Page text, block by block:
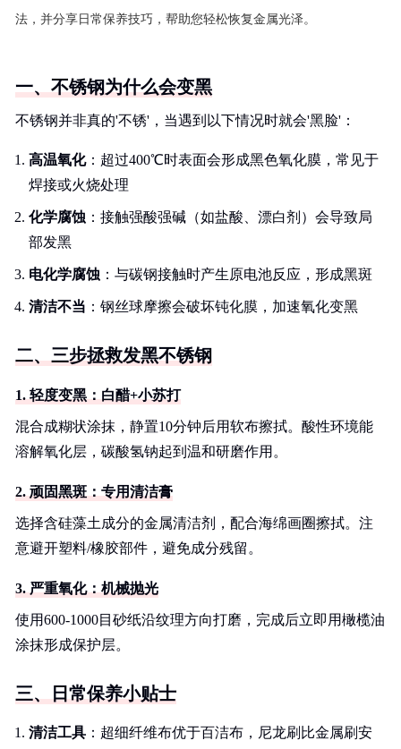
法，并分享日常保养技巧，帮助您轻松恢复金属光泽。
一、不锈钢为什么会变黑
不锈钢并非真的'不锈'，当遇到以下情况时就会'黑脸'：
高温氧化：超过400℃时表面会形成黑色氧化膜，常见于
焊接或火烧处理
化学腐蚀 ：接触强酸强碱（如盐酸、漂白剂）会导致局
部发黑
电化学腐蚀 ：与碳钢接触时产生原电池反应，形成黑斑
清洁不当 ：钢丝球摩擦会破坏钝化膜，加速氧化变黑
二、三步拯救发黑不锈钢
1. 轻度变黑：白醋+小苏打
混合成糊状涂抹，静置10分钟后用软布擦拭。酸性环境能
溶解氧化层，碳酸氢钠起到温和研磨作用。
2. 顽固黑斑：专用清洁膏
选择含硅藻土成分的金属清洁剂，配合海绵画圈擦拭。注
意避开塑料/橡胶部件，避免成分残留。
3. 严重氧化：机械抛光
使用600-1000目砂纸沿纹理方向打磨，完成后立即用橄榄油
涂抹形成保护层。
三、日常保养小贴士
清洁工具 ：超细纤维布优于百洁布，尼龙刷比金属刷安